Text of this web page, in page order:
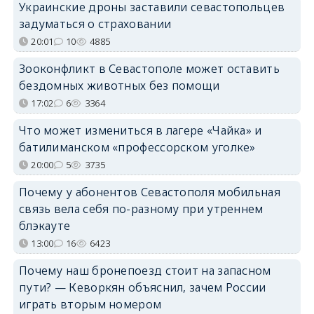
Украинские дроны заставили севастопольцев
задуматься о страховании
20:01 10 4885
Зооконфликт в Севастополе может оставить
бездомных животных без помощи
17:02 6 3364
Что может измениться в лагере «Чайка» и
батилиманском «профессорском уголке»
20:00 5 3735
Почему у абонентов Севастополя мобильная
связь вела себя по-разному при утреннем
блэкауте
13:00 16 6423
Почему наш бронепоезд стоит на запасном
пути? — Кеворкян объяснил, зачем России
играть вторым номером